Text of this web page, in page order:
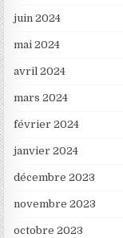
juin 2024
mai 2024
avril 2024
mars 2024
février 2024
janvier 2024
décembre 2023
novembre 2023
octobre 2023